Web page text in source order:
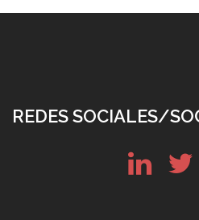
REDES SOCIALES/